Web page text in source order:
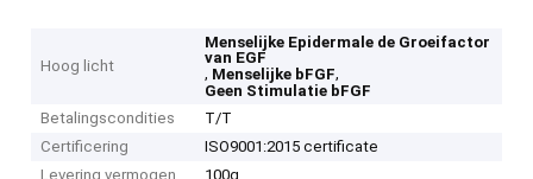
Hoog licht
Menselijke Epidermale de Groeifactor
van EGF
, Menselijke bFGF,
Geen Stimulatie bFGF
Betalingscondities
T/T
Certificering
ISO9001:2015 certificate
Levering vermogen
100g